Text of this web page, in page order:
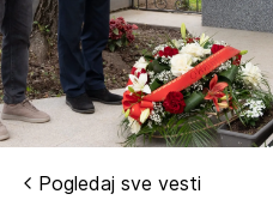
Pogledaj sve vesti